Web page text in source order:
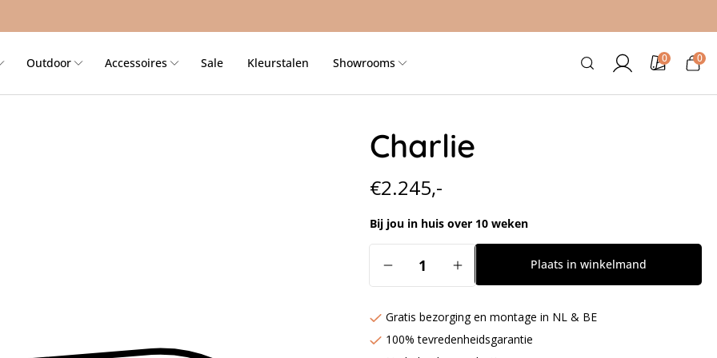
Outdoor Accessoires Sale Kleurstalen Showrooms InloggenKleurstalen
0 0
Charlie
Normale
prijs
€2.245,-
Bij jou in huis over 10 weken
Aantal
verlagen
Charlie
Aantal
verhogen
Charlie
Plaats in winkelmand
Gratis bezorging en montage in NL & BE
100% tevredenheidsgarantie